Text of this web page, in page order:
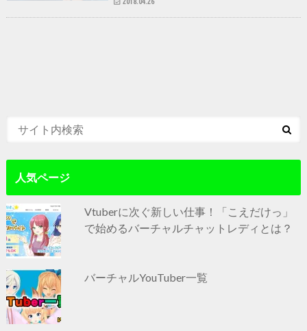
人気ページ
Vtuberに次ぐ新しい仕事！「こえだけっ」
で始めるバーチャルチャットレディとは？
バーチャルYouTuber一覧